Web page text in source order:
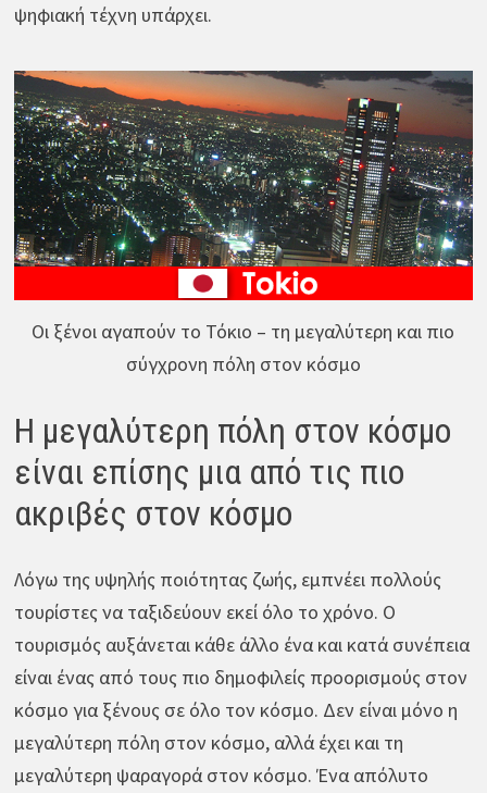
ψηφιακή τέχνη υπάρχει.
Οι ξένοι αγαπούν το Τόκιο – τη μεγαλύτερη και πιο
σύγχρονη πόλη στον κόσμο
Η μεγαλύτερη πόλη στον κόσμο
είναι επίσης μια από τις πιο
ακριβές στον κόσμο
Λόγω της υψηλής ποιότητας ζωής, εμπνέει πολλούς
τουρίστες να ταξιδεύουν εκεί όλο το χρόνο. Ο
τουρισμός αυξάνεται κάθε άλλο ένα και κατά συνέπεια
είναι ένας από τους πιο δημοφιλείς προορισμούς στον
κόσμο για ξένους σε όλο τον κόσμο. Δεν είναι μόνο η
μεγαλύτερη πόλη στον κόσμο, αλλά έχει και τη
μεγαλύτερη ψαραγορά στον κόσμο. Ένα απόλυτο